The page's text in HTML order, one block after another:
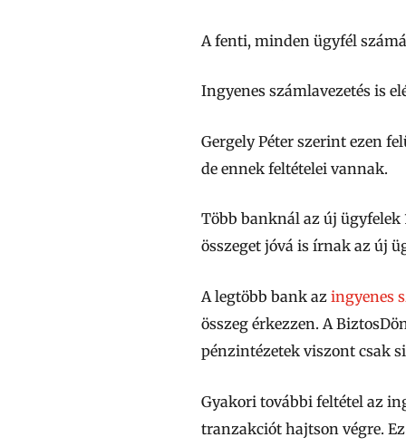
A fenti, minden ügyfél
Ingyenes számlavezetés is
Gergely Péter szerint ezen
de ennek feltételei vannak.
Több banknál az új ügyfelek
összeget jóvá is írnak az új
A legtöbb bank az ingyenes
összeg érkezzen. A
pénzintézetek viszont csak
Gyakori további feltétel az
tranzakciót hajtson végre.